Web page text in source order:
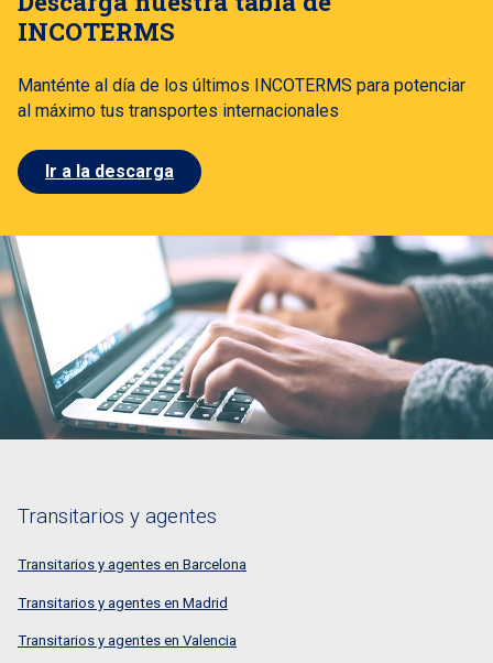
INCOTERMS
Manténte al día de los últimos INCOTERMS para potenciar
al máximo tus transportes internacionales
Ir a la descarga
Transitarios y agentes
Transitarios y agentes en Barcelona
Transitarios y agentes en Madrid
Transitarios y agentes en Valencia